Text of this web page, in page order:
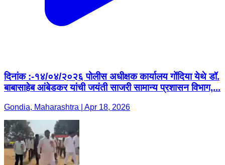
दिनांक :-१४/०४/२०२६ पोलीस अधीक्षक कार्यालय गोंदिया येथे डॉ.
बाबासाहेब आंबेडकर यांची जयंती साजरी सामान्य प्रशासन विभाग,...
Gondia, Maharashtra | Apr 18, 2026